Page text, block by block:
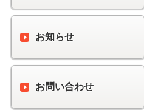
お知らせ
お問い合わせ